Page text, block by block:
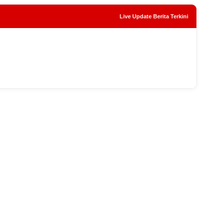
Live Update Berita Terkini